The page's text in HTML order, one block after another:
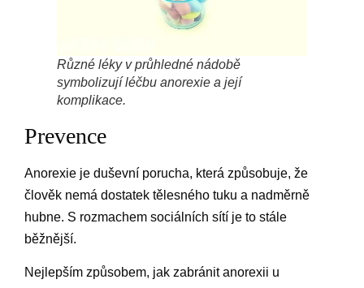
Různé léky v průhledné nádobě
symbolizují léčbu anorexie a její
komplikace.
Prevence
Anorexie je duševní porucha, která způsobuje, že
člověk nemá dostatek tělesného tuku a nadměrně
hubne. S rozmachem sociálních sítí je to stále
běžnější.
Nejlepším způsobem, jak zabránit anorexii u